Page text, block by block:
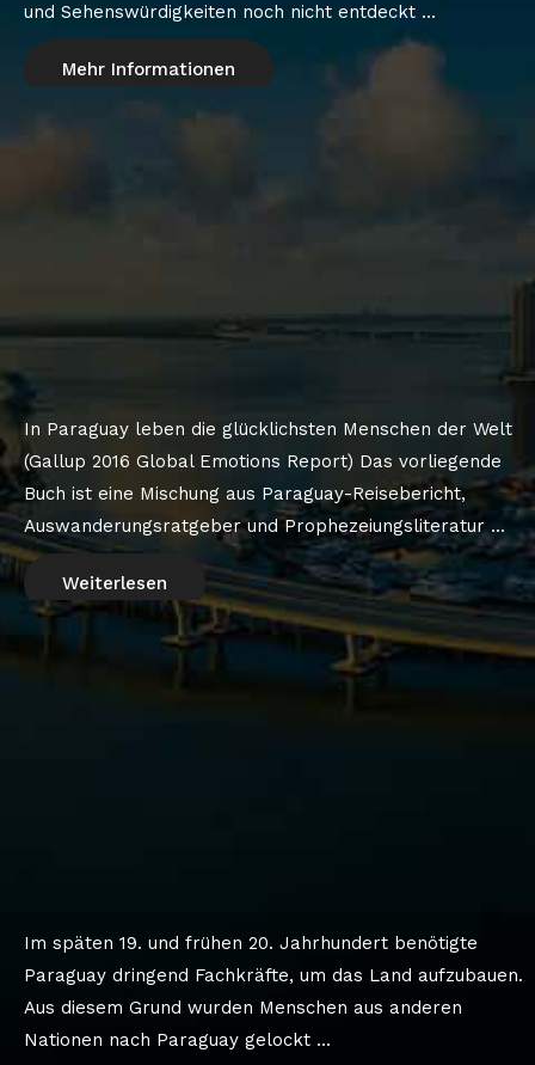
und Sehenswürdigkeiten noch nicht entdeckt ...
Mehr Informationen
In Paraguay leben die glücklichsten Menschen der Welt
(Gallup 2016 Global Emotions Report) Das vorliegende
Buch ist eine Mischung aus Paraguay-Reisebericht,
Auswanderungsratgeber und Prophezeiungsliteratur ...
Weiterlesen
Im späten 19. und frühen 20. Jahrhundert benötigte
Paraguay dringend Fachkräfte, um das Land aufzubauen.
Aus diesem Grund wurden Menschen aus anderen
Nationen nach Paraguay gelockt ...